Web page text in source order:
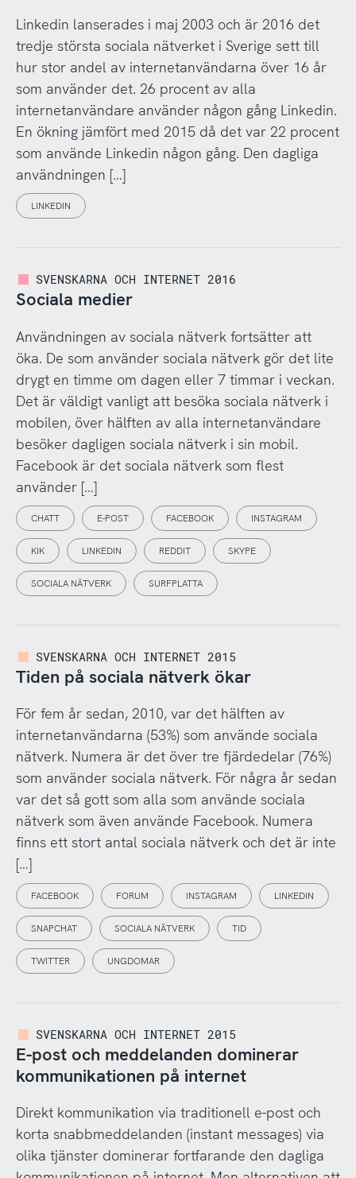
Linkedin lanserades i maj 2003 och är 2016 det
tredje största sociala nätverket i Sverige sett till
hur stor andel av internetanvändarna över 16 år
som använder det. 26 procent av alla
internetanvändare använder någon gång Linkedin.
En ökning jämfört med 2015 då det var 22 procent
som använde Linkedin någon gång. Den dagliga
användningen […]
LINKEDIN
SVENSKARNA OCH INTERNET 2016
Sociala medier
Användningen av sociala nätverk fortsätter att
öka. De som använder sociala nätverk gör det lite
drygt en timme om dagen eller 7 timmar i veckan.
Det är väldigt vanligt att besöka sociala nätverk i
mobilen, över hälften av alla internetanvändare
besöker dagligen sociala nätverk i sin mobil.
Facebook är det sociala nätverk som flest
använder […]
CHATT E-POST FACEBOOK INSTAGRAM
KIK LINKEDIN REDDIT SKYPE
SOCIALA NÄTVERK SURFPLATTA
SVENSKARNA OCH INTERNET 2015
Tiden på sociala nätverk ökar
För fem år sedan, 2010, var det hälften av
internetanvändarna (53%) som använde sociala
nätverk. Numera är det över tre fjärdedelar (76%)
som använder sociala nätverk. För några år sedan
var det så gott som alla som använde sociala
nätverk som även använde Facebook. Numera
finns ett stort antal sociala nätverk och det är inte
[…]
FACEBOOK FORUM INSTAGRAM LINKEDIN
SNAPCHAT SOCIALA NÄTVERK TID
TWITTER UNGDOMAR
SVENSKARNA OCH INTERNET 2015
E-post och meddelanden dominerar
kommunikationen på internet
Direkt kommunikation via traditionell e-post och
korta snabbmeddelanden (instant messages) via
olika tjänster dominerar fortfarande den dagliga